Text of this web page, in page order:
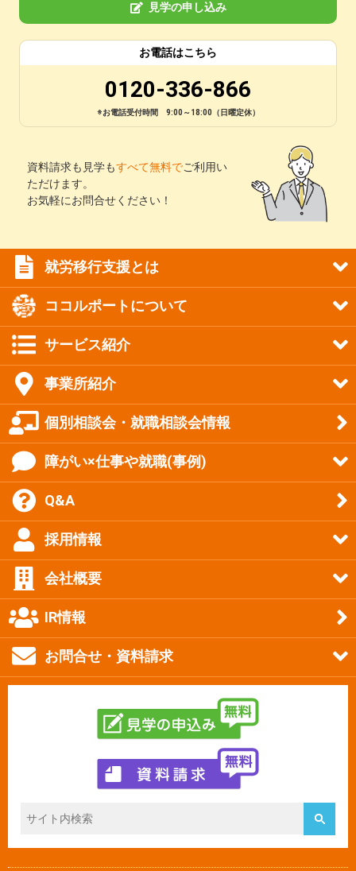
見学の申し込み
お電話はこちら
0120-336-866
※お電話受付時間 9:00～18:00（日曜定休）
資料請求も見学もすべて無料でご利用い
ただけます。
お気軽にお問合せください！
就労移行支援とは
ココルポートについて
サービス紹介
事業所紹介
個別相談会・就職相談会情報
障がい×仕事や就職(事例)
Q&A
採用情報
会社概要
IR情報
お問合せ・資料請求